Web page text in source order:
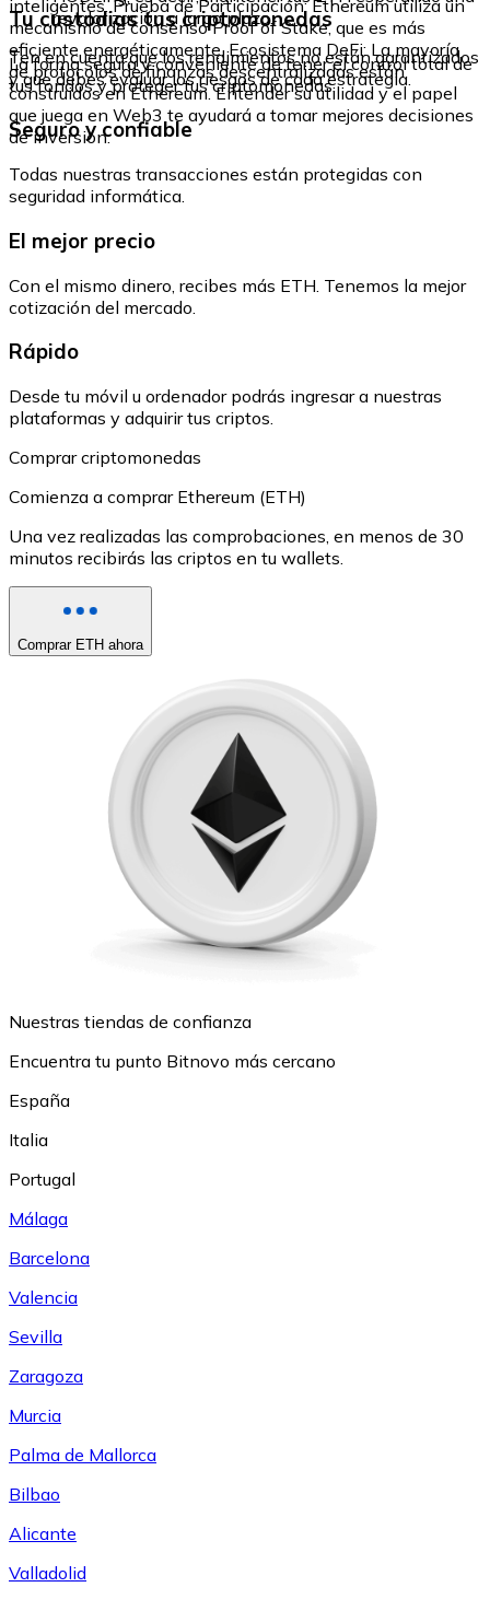
revalorización a largo plazo.
Ten en cuenta que los rendimientos no están garantizados
y que debes evaluar los riesgos de cada estrategia.
inteligentes. Prueba de Participación: Ethereum utiliza un
mecanismo de consenso Proof of Stake, que es más
eficiente energéticamente. Ecosistema DeFi: La mayoría
de protocolos de finanzas descentralizadas están
construidos en Ethereum. Entender su utilidad y el papel
que juega en Web3 te ayudará a tomar mejores decisiones
de inversión.
Tu custodias tus criptomonedas
La forma segura y conveniente de tener el control total de
tus fondos y proteger tus criptomonedas.
Seguro y confiable
Todas nuestras transacciones están protegidas con
seguridad informática.
El mejor precio
Con el mismo dinero, recibes más ETH. Tenemos la mejor
cotización del mercado.
Rápido
Desde tu móvil u ordenador podrás ingresar a nuestras
plataformas y adquirir tus criptos.
Comprar criptomonedas
Comienza a comprar Ethereum (ETH)
Una vez realizadas las comprobaciones, en menos de 30
minutos recibirás las criptos en tu wallets.
Comprar ETH ahora
Nuestras tiendas de confianza
Encuentra tu punto Bitnovo más cercano
España
Italia
Portugal
Málaga
Barcelona
Valencia
Sevilla
Zaragoza
Murcia
Palma de Mallorca
Bilbao
Alicante
Valladolid